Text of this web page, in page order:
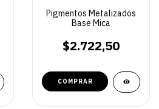
Pigmentos Metalizados
Base Mica
$2.722,50
COMPRAR